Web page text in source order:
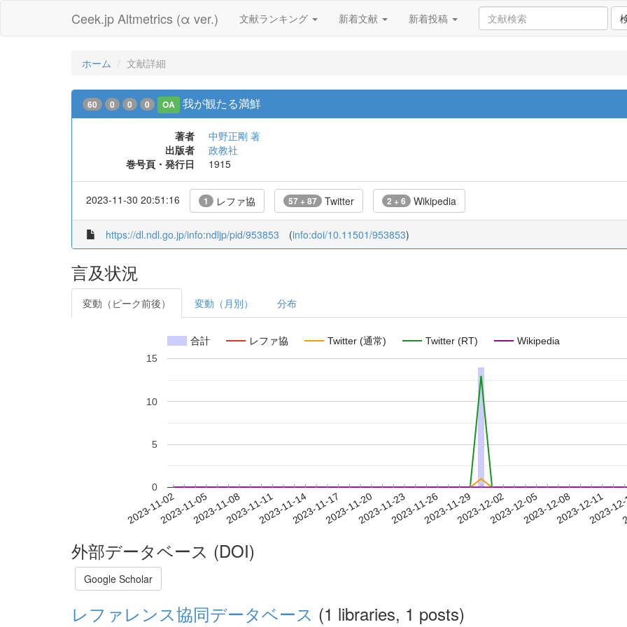
Ceek.jp Altmetrics (α ver.) 文献ランキング 新着文献 新着投稿
ホーム 文献詳細
60 0 0 0 OA 我が観たる満鮮
著者
中野正剛 著
出版者
政教社
巻号頁・発行日
1915
2023-11-30 20:51:16 1 レファ協 57 + 87 Twitter 2 + 6 Wikipedia
https://dl.ndl.go.jp/info:ndljp/pid/953853 (info:doi/10.11501/953853)
言及状況
変動（ピーク前後） 変動（月別） 分布
合計 レファ協 Twitter (通常) Twitter (RT) Wikipedia
2023-11-022023-11-052023-11-082023-11-112023-11-142023-11-172023-11-202023-11-232023-11-262023-11-292023-12-022023-12-052023-12-082023-12-11
2023-
0
5
10
15
外部データベース (DOI)
Google Scholar
レファレンス協同データベース (1 libraries, 1 posts)